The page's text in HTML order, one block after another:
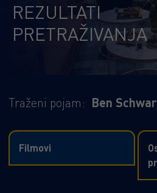
REZULTATI
PRETRAŽIVANJA
Traženi pojam: Ben
Filmovi